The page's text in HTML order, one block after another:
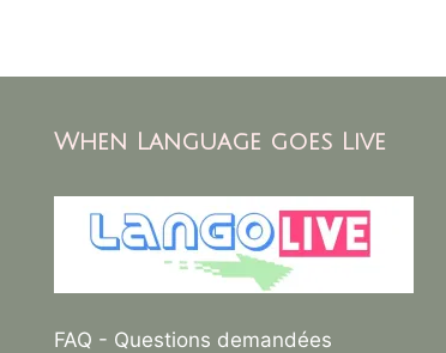
When Language goes Live
FAQ - Questions demandées